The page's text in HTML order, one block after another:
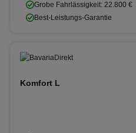
Grobe Fahrlässigkeit: 22.800 €
Best-Leistungs-Garantie
Komfort L